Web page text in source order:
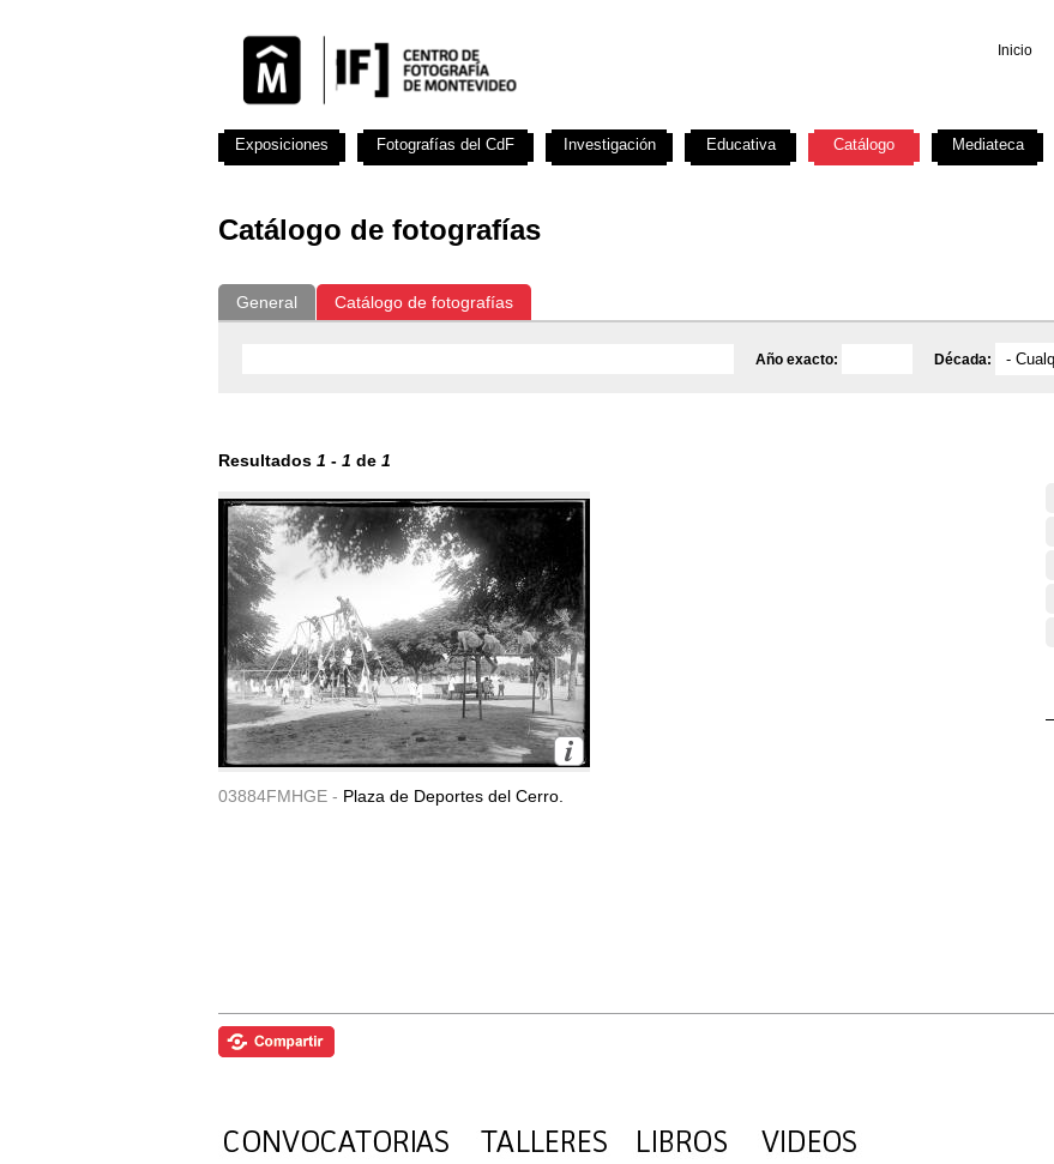
Inicio
Catálogo de fotografías
General Catálogo de fotografías
Año exacto: Década:
Resultados 1 - 1 de 1
03884FMHGE - Plaza de Deportes del Cerro.
Exposiciones Fotografías del CdF Investigación Educativa Catálogo Mediateca